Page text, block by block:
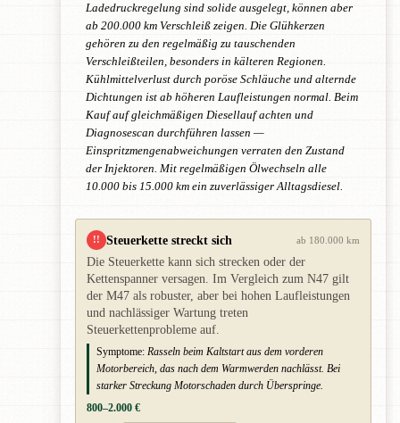
Ladedruckregelung sind solide ausgelegt, können aber
ab 200.000 km Verschleiß zeigen. Die Glühkerzen
gehören zu den regelmäßig zu tauschenden
Verschleißteilen, besonders in kälteren Regionen.
Kühlmittelverlust durch poröse Schläuche und alternde
Dichtungen ist ab höheren Laufleistungen normal. Beim
Kauf auf gleichmäßigen Diesellauf achten und
Diagnosescan durchführen lassen —
Einspritzmengenabweichungen verraten den Zustand
der Injektoren. Mit regelmäßigen Ölwechseln alle
10.000 bis 15.000 km ein zuverlässiger Alltagsdiesel.
!! Steuerkette streckt sich ab 180.000 km
Die Steuerkette kann sich strecken oder der
Kettenspanner versagen. Im Vergleich zum N47 gilt
der M47 als robuster, aber bei hohen Laufleistungen
und nachlässiger Wartung treten
Steuerkettenprobleme auf.
Symptome: Rasseln beim Kaltstart aus dem vorderen
Motorbereich, das nach dem Warmwerden nachlässt. Bei
starker Streckung Motorschaden durch Überspringe.
800–2.000 €